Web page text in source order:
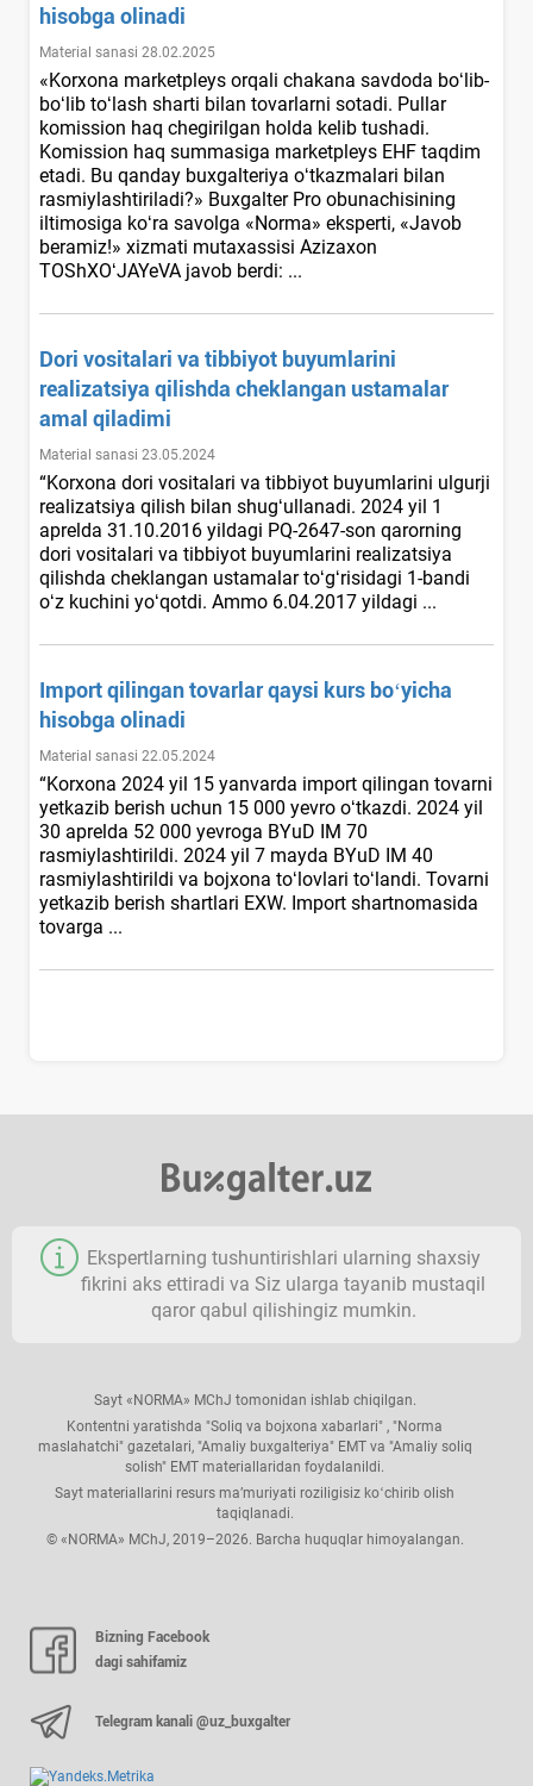
hisobga olinadi
Material sanasi 28.02.2025
«Korхona marketpleys orqali chakana savdoda boʻlib-
boʻlib toʻlash sharti bilan tovarlarni sotadi. Pullar
komission haq chegirilgan holda kelib tushadi.
Komission haq summasiga marketpleys EHF taqdim
etadi. Bu qanday buхgalteriya oʻtkazmalari bilan
rasmiylashtiriladi?» Buxgalter Pro obunachisining
iltimosiga koʻra savolga «Norma» eksperti, «Javob
beramiz!» хizmati mutaхassisi Azizaхon
TOShXOʻJAYeVA javob berdi: ...
Dori vositalari va tibbiyot buyumlarini
realizatsiya qilishda cheklangan ustamalar
amal qiladimi
Material sanasi 23.05.2024
“Korхona dori vositalari va tibbiyot buyumlarini ulgurji
realizatsiya qilish bilan shugʻullanadi. 2024 yil 1
aprelda 31.10.2016 yildagi PQ-2647-son qarorning
dori vositalari va tibbiyot buyumlarini realizatsiya
qilishda cheklangan ustamalar toʻgʻrisidagi 1-bandi
oʻz kuchini yoʻqotdi. Ammo 6.04.2017 yildagi ...
Import qilingan tovarlar qaysi kurs boʻyicha
hisobga olinadi
Material sanasi 22.05.2024
“Korхona 2024 yil 15 yanvarda import qilingan tovarni
yetkazib berish uchun 15 000 yevro oʻtkazdi. 2024 yil
30 aprelda 52 000 yevroga BYuD IM 70
rasmiylashtirildi. 2024 yil 7 mayda BYuD IM 40
rasmiylashtirildi va bojхona toʻlovlari toʻlandi. Tovarni
yetkazib berish shartlari EXW. Import shartnomasida
tovarga ...
Ekspertlarning tushuntirishlari ularning shaхsiy
fikrini aks ettiradi va Siz ularga tayanib mustaqil
qaror qabul qilishingiz mumkin.
Sayt «NORMA» MChJ tomonidan ishlab chiqilgan.
Kontentni yaratishda "Soliq va bojхona хabarlari" , "Norma
maslahatchi" gazetalari, "Amaliy buхgalteriya" EMT va "Amaliy soliq
solish" EMT materiallaridan foydalanildi.
Sayt materiallarini resurs ma’muriyati roziligisiz koʻchirib olish
taqiqlanadi.
© «NORMA» MChJ, 2019–2026. Barcha huquqlar himoyalangan.
Bizning Facebook
dagi sahifamiz
Telegram kanali @uz_buxgalter